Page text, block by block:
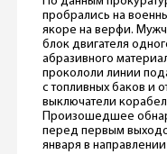
пробрались на
якоре на верфи.
блок двигателя
абразивного
прокололи линии
с топливных баков и
выключатели
Произошедшее
перед первым
января в